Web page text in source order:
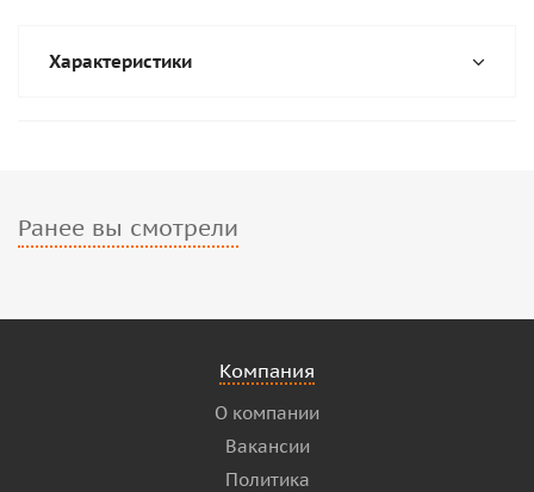
Характеристики
Ранее вы смотрели
Компания
О компании
Вакансии
Политика